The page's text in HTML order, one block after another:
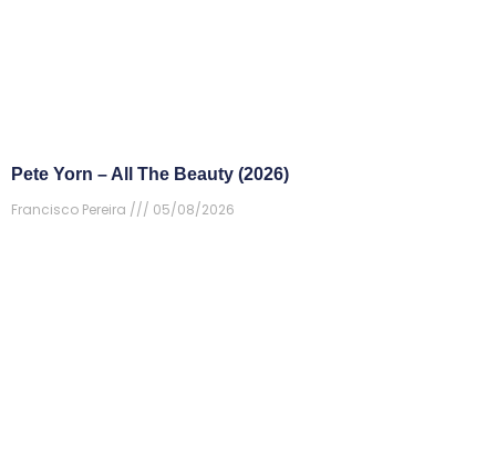
Pete Yorn – All The Beauty (2026)
Francisco Pereira
05/08/2026